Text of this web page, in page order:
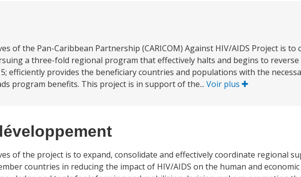
of the Pan-Caribbean Partnership (CARICOM) Against HIV/AIDS Project is
a three-fold regional program that effectively halts and begins to
efficiently provides the beneficiary countries and populations with the
program benefits. This project is in support of the... Voir plus
of the project is to expand, consolidate and effectively coordinate regional
countries in reducing the impact of HIV/AIDS on the human and